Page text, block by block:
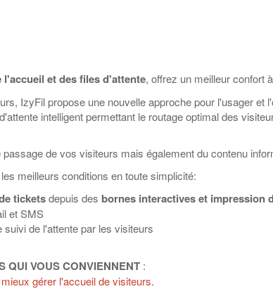
l'accueil et des files d'attente, offrez un meilleur confort
IzyFil propose une nouvelle approche pour l'usager
intelligent permettant le routage optimal des
de vos visiteurs mais également du contenu
meilleurs conditions en toute simplicité:
ticketsdepuis des bornes interactives et impression
et SMS
de l'attente par les visiteurs
QUI VOUS CONVIENNENT :
gérer l'accueil de visiteurs.